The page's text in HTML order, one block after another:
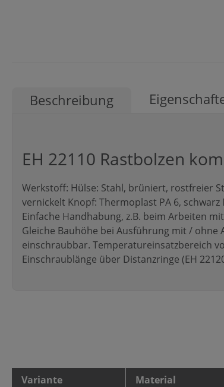
Beschreibung
EH 22110 Rastbolzen
Werkstoff: Hülse: Stahl, brüniert, rostfreier
vernickelt Knopf: Thermoplast PA 6,
Einfache Handhabung, z.B. beim Arbeiten
Gleiche Bauhöhe bei Ausführung mit /
einschraubbar. Temperatureinsatzbereich
Einschraublänge über Distanzringe (EH
Variante Material